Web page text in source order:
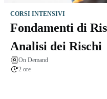
CORSI INTENSIVI
Fondamenti di
Analisi dei Rischi
On Demand
2 ore